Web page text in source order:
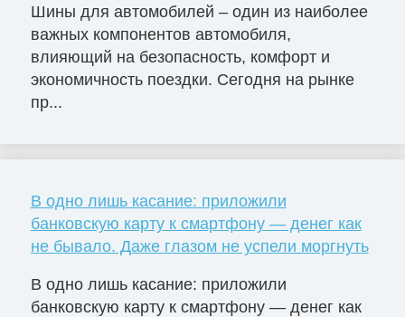
Шины для автомобилей – один из наиболее
важных компонентов автомобиля,
влияющий на безопасность, комфорт и
экономичность поездки. Сегодня на рынке
пр...
В одно лишь касание: приложили
банковскую карту к смартфону — денег как
не бывало. Даже глазом не успели моргнуть
В одно лишь касание: приложили
банковскую карту к смартфону — денег как